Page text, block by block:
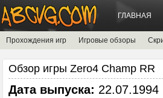
ГЛАВНАЯ
Прохождения игр Игровые обзоры
Обзор игры Zero4 Champ RR
Дата выпуска: 22.07.1994